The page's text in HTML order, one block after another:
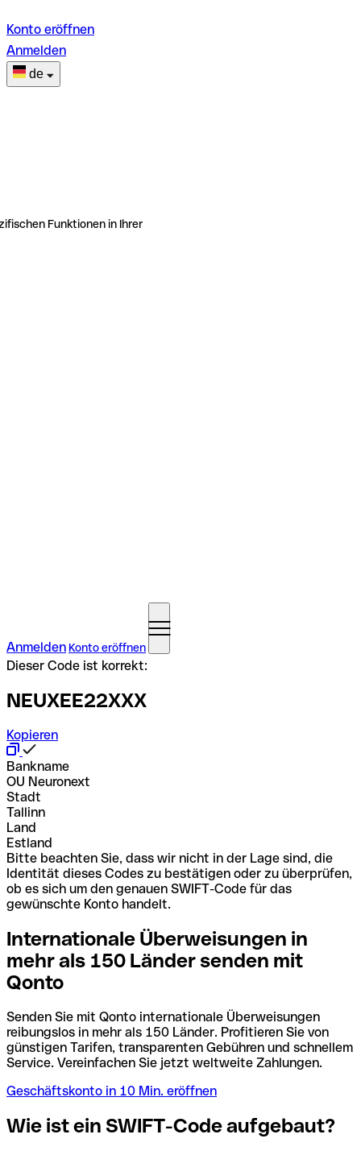
Konto eröffnen
Anmelden
de
Funktionen in Ihrer
Anmelden Konto eröffnen
Dieser Code ist korrekt:
NEUXEE22XXX
Kopieren
Bankname
OU Neuronext
Stadt
Tallinn
Land
Estland
Bitte beachten Sie, dass wir nicht in der Lage sind, die
Identität dieses Codes zu bestätigen oder zu überprüfen,
ob es sich um den genauen SWIFT-Code für das
gewünschte Konto handelt.
Internationale Überweisungen in
mehr als 150 Länder senden mit
Qonto
Senden Sie mit Qonto internationale Überweisungen
reibungslos in mehr als 150 Länder. Profitieren Sie von
günstigen Tarifen, transparenten Gebühren und schnellem
Service. Vereinfachen Sie jetzt weltweite Zahlungen.
Geschäftskonto in 10 Min. eröffnen
Wie ist ein SWIFT-Code aufgebaut?